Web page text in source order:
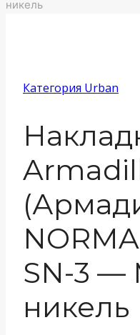
никель
Категория Urban
SN-3 —
никель